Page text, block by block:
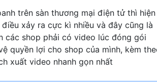
trên sàn thương mại điện tử thì hiện
xảy ra cực kì nhiều và đây cũng là
các shop phải có video lúc đóng gói
quyền lợi cho shop của mình, kèm
xuất video nhanh gọn nhất